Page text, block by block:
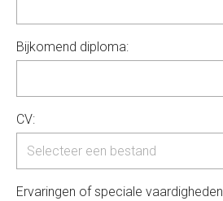
Bijkomend diploma:
CV:
Ervaringen of speciale vaardigheden